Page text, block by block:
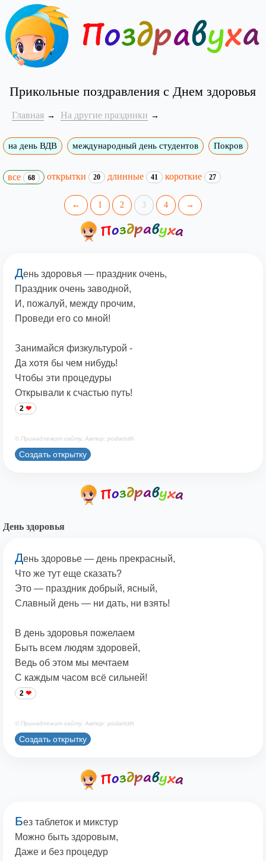
Прикольные поздравления с Днем здоровья
Главная На другие праздники
на день ВДВ международный день студентов Покров
все 68 открытки 20 длинные 41 короткие 27
← 1 2 3 4 →
День здоровья — праздник очень,
Праздник очень заводной,
И, пожалуй, между прочим,
Проведи его со мной!
Занимайся физкультурой -
Да хотя бы чем нибудь!
Чтобы эти процедуры
Открывали к счастью путь!
2
© Принадлежит сайту. Автор: podaristih
Создать открытку
День здоровья
День здоровье — день прекрасный,
Что же тут еще сказать?
Это — праздник добрый, ясный,
Славный день — ни дать, ни взять!
В день здоровья пожелаем
Быть всем людям здоровей,
Ведь об этом мы мечтаем
С каждым часом всё сильней!
2
© Принадлежит сайту. Автор: podaristih
Создать открытку
Без таблеток и микстур
Можно быть здоровым,
Даже и без процедур